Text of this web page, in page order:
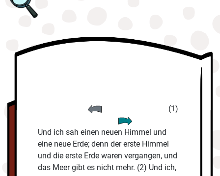
(1)
Und ich sah einen neuen Himmel und
eine neue Erde; denn der erste Himmel
und die erste Erde waren vergangen, und
das Meer gibt es nicht mehr. (2) Und ich,